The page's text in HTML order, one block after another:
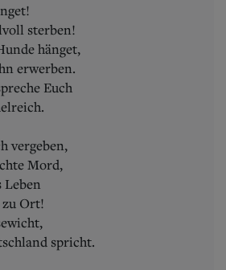
sterben!
hänget,
erwerben.
Euch
vergeben,
Mord,
Leben
Ort!
spricht.